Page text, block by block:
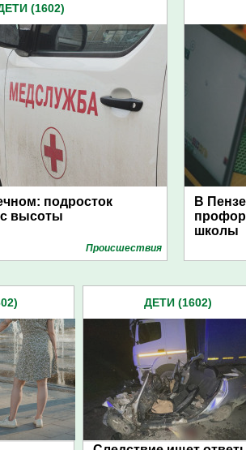
(1602)
подросток
с высоты
Проиcшествия
В
школы
ДЕТИ (1602)